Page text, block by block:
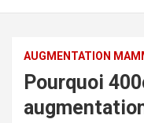
t
AUGMENTATION
Pourquoi